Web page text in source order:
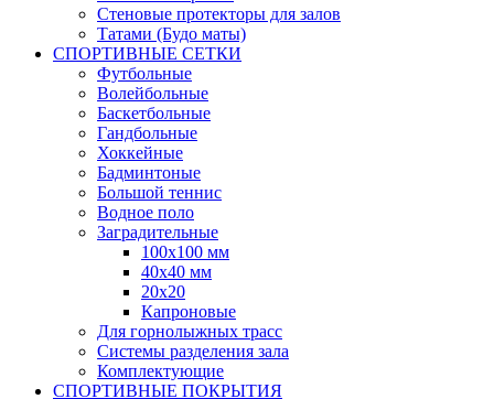
Стеновые протекторы для залов
Татами (Будо маты)
СПОРТИВНЫЕ СЕТКИ
Футбольные
Волейбольные
Баскетбольные
Гандбольные
Хоккейные
Бадминтоные
Большой теннис
Водное поло
Заградительные
100х100 мм
40х40 мм
20х20
Капроновые
Для горнолыжных трасс
Системы разделения зала
Комплектующие
СПОРТИВНЫЕ ПОКРЫТИЯ